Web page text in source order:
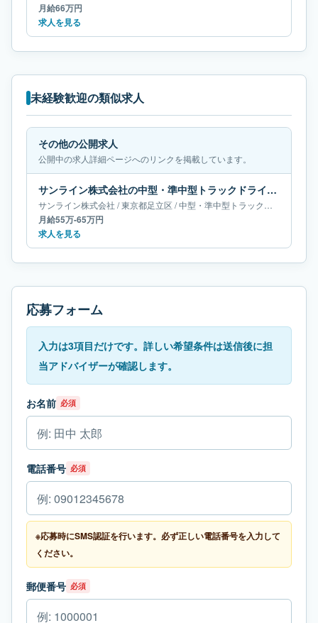
月給66万円
求人を見る
未経験歓迎の類似求人
その他の公開求人
公開中の求人詳細ページへのリンクを掲載しています。
サンライン株式会社の中型・準中型トラックドライバー求人｜東京都足立区｜月給55万-65万円
サンライン株式会社 /東京都足立区 /中型・準中型トラックドライバー
月給55万-65万円
求人を見る
応募フォーム
入力は3項目だけです。詳しい希望条件は送信後に担
当アドバイザーが確認します。
お名前 必須
電話番号 必須
※応募時にSMS認証を行います。必ず正しい電話番号を入力して
ください。
郵便番号 必須